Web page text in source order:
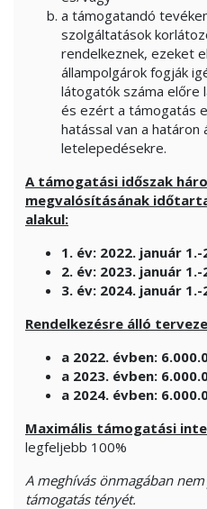
a támogatandó
szolgáltatások
rendelkeznek, ezeket
állampolgárok fogják
látogatók száma előre
és ezért a támogatás
hatással van a határon
letelepedésekre.
A támogatási időszak
megvalósításának
alakul:
1. év: 2022. január
2. év: 2023. január
3. év: 2024. január
Rendelkezésre álló
a 2022. évben:
a 2023. évben:
a 2024. évben:
Maximális támogatási
legfeljebb 100%
A meghívás önmagában
támogatás tényét.